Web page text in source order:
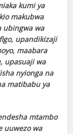
kumi ya
makubwa
ubingwa wa
upandikizaji
maabara
upasuaji wa
nyionga na
matibabu ya
mtambo
uuwezo wa